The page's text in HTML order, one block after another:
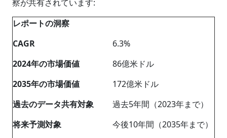
察が共有されています:
レポートの洞察
CAGR
6.3%
2024年の市場価値
86億米ドル
2035年の市場価値
172億米ドル
過去のデータ共有対象
過去5年間（2023年まで）
将来予測対象
今後10年間（2035年まで）